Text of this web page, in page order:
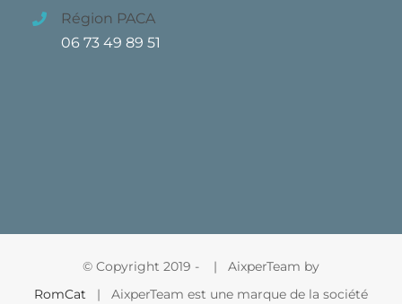
Région PACA
06 73 49 89 51
© Copyright 2019 -
| AixperTeam by
RomCat | AixperTeam est une marque de la société